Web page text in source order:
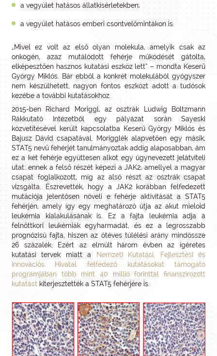
a vegyület hatásos állatkísérletekben;
a vegyület hatásos emberi csontvelőmintákon is.
„Mivel ez volt az első olyan molekula, amelyik csak az
onkogén, azaz mutálódott fehérje működését gátolta,
elképesztően hasznos kutatási eszköz lett” – mondta Keserű
György Miklós. Bár ebből a konkrét molekulából gyógyszer
nem készülhetett, nagyon fontos eszközt adott a tudósok
kezébe a további kutatásokhoz.
2015-ben Richard Moriggl, az osztrák Ludwig Boltzmann
Rákkutató Intézetből egy pályázat során Sayeski
közvetítésével került kapcsolatba Keserű György Miklós és
Bajusz Dávid csapatával. Morigglék alapvetően egy másik,
STAT5 nevű fehérjét tanulmányoztak addig alaposabban, ám
ez a két fehérje együttesen alkot egy úgynevezett jelátviteli
utat: ennek a felső részét képezi a JAK2, amellyel a magyar
csapat foglalkozott, míg az alsó részt az osztrák csapat
vizsgálta. Észrevették, hogy a JAK2 korábban felfedezett
mutációja jelentősen növeli e fehérje aktivitását a STAT5
fehérjén, amely így egy meghatározó útja az akut mieloid
leukémia kialakulásának is. Ez a fajta leukémia adja a
felnőttkori leukémiák egyharmadát, és ez a legrosszabb
prognózisú fajta, hiszen az ötéves túlélési arány mindössze
26 százalék. Ezért az elmúlt három évben az ígéretes
kutatási tervek miatt a
Nemzeti Kutatási, Fejlesztési és
Innovációs Hivatal felfedező kutatásokat támogató
programjában több mint 40 millió forinttal finanszírozott
kutatást kiterjesztették a STAT5 fehérjére is.